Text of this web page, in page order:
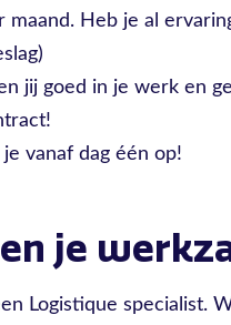
maand. Heb je al
jij goed in je werk en
vanaf dag één op!
je
Logistique specialist.